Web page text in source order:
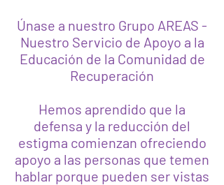
Únase a nuestro Grupo AREAS -
Nuestro Servicio de Apoyo a la
Educación de la Comunidad de
Recuperación
Hemos aprendido que la
defensa y la reducción del
estigma comienzan ofreciendo
apoyo a las personas que temen
hablar porque pueden ser vistas